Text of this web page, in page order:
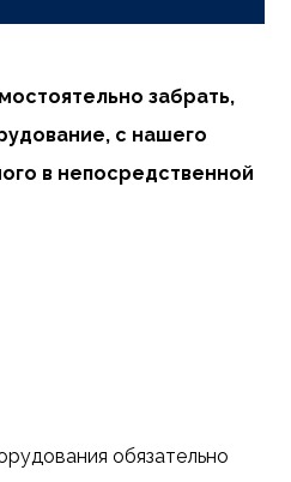
забрать,
с нашего
в непосредственной
обязательно